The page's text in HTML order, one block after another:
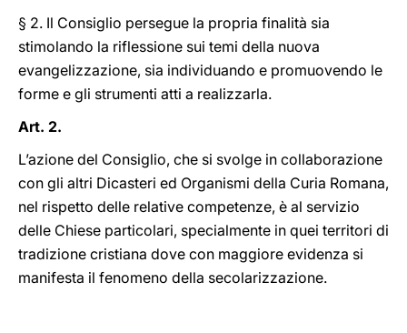
§ 2. Il Consiglio persegue la propria finalità sia
stimolando la riflessione sui temi della nuova
evangelizzazione, sia individuando e promuovendo le
forme e gli strumenti atti a realizzarla.
Art. 2.
L’azione del Consiglio, che si svolge in collaborazione
con gli altri Dicasteri ed Organismi della Curia Romana,
nel rispetto delle relative competenze, è al servizio
delle Chiese particolari, specialmente in quei territori di
tradizione cristiana dove con maggiore evidenza si
manifesta il fenomeno della secolarizzazione.